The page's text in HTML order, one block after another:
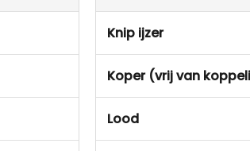
Knip ijzer
Koper (vrij van
Lood